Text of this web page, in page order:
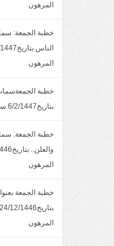
المرهون
المرهون
بتاريخ6/2/1447.سماحة الشيخ مصطفى المرهون
المرهون
المرهون